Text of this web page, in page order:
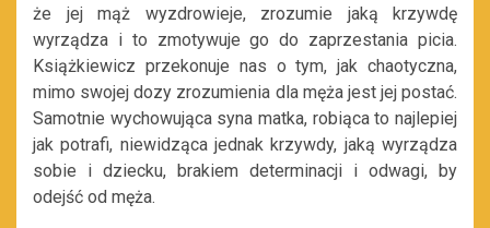
że jej mąż wyzdrowieje, zrozumie jaką krzywdę
wyrządza i to zmotywuje go do zaprzestania picia.
Książkiewicz przekonuje nas o tym, jak chaotyczna,
mimo swojej dozy zrozumienia dla męża jest jej postać.
Samotnie wychowująca syna matka, robiąca to najlepiej
jak potrafi, niewidząca jednak krzywdy, jaką wyrządza
sobie i dziecku, brakiem determinacji i odwagi, by
odejść od męża.